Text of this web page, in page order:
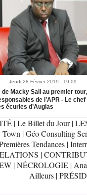
Jeudi 28 Février 2019 - 19:09
de Macky Sall au premier
de l’APR - Le chef
écuries d’Augias
|Le Billet du Jour |
Town |Géo Consulting
Tendances |
|
|NÉCROLOGIE |
Ailleurs |